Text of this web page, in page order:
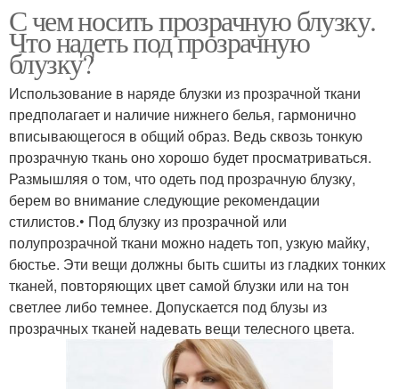
С чем носить прозрачную блузку.
Что надеть под прозрачную
блузку?
Использование в наряде блузки из прозрачной ткани
предполагает и наличие нижнего белья, гармонично
вписывающегося в общий образ. Ведь сквозь тонкую
прозрачную ткань оно хорошо будет просматриваться.
Размышляя о том, что одеть под прозрачную блузку,
берем во внимание следующие рекомендации
стилистов.• Под блузку из прозрачной или
полупрозрачной ткани можно надеть топ, узкую майку,
бюстье. Эти вещи должны быть сшиты из гладких тонких
тканей, повторяющих цвет самой блузки или на тон
светлее либо темнее. Допускается под блузы из
прозрачных тканей надевать вещи телесного цвета.